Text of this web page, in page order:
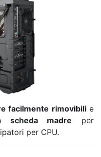
facilmente rimovibilie
madre per
per CPU.